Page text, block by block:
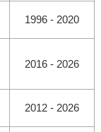
1996 - 2020
2016 - 2026
2012 - 2026